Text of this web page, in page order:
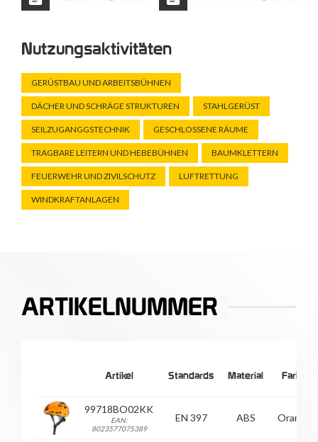
Nutzungsaktivitäten
GERÜSTBAU UND ARBEITSBÜHNEN
DÄCHER UND SCHRÄGE STRUKTUREN STAHLGERÜST
SEILZUGANGGSTECHNIK GESCHLOSSENE RÄUME
TRAGBARE LEITERN UND HEBEBÜHNEN BAUMKLETTERN
FEUERWEHR UND ZIVILSCHUTZ LUFTRETTUNG
WINDKRAFTANLAGEN
ARTIKELNUMMER
Artikel Standards Material Farbe
99718BO02KK
EAN:
8023577075389
EN 397 ABS Orange